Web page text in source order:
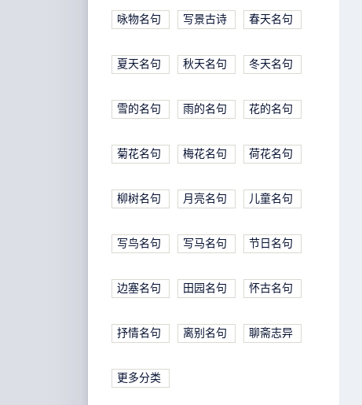
咏物名句 写景古诗 春天名句
夏天名句 秋天名句 冬天名句
雪的名句 雨的名句 花的名句
菊花名句 梅花名句 荷花名句
柳树名句 月亮名句 儿童名句
写鸟名句 写马名句 节日名句
边塞名句 田园名句 怀古名句
抒情名句 离别名句 聊斋志异
更多分类